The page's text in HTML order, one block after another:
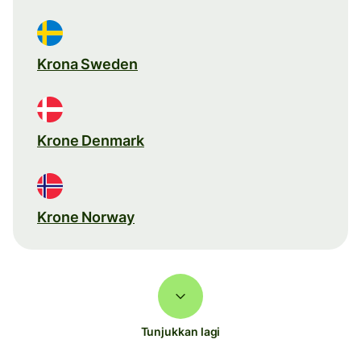
Krona Sweden
Krone Denmark
Krone Norway
Tunjukkan lagi